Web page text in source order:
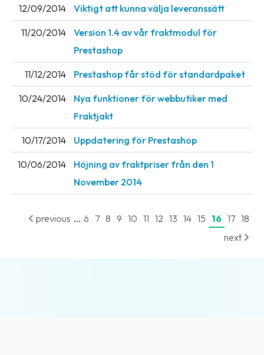
Support
About
company
Fraktjakt
Media
Coworkers
12/09/2014 Viktigt att kunna välja leveranssätt
11/20/2014
Version 1.4 av vår fraktmodul för
Prestashop
11/12/2014 Prestashop får stöd för standardpaket
10/24/2014
Nya funktioner för webbutiker med
Fraktjakt
10/17/2014 Uppdatering för Prestashop
10/06/2014
Höjning av fraktpriser från den 1
November 2014
previous ... 6 7 8 9 10 11 12 13 14 15 16 17 18
next